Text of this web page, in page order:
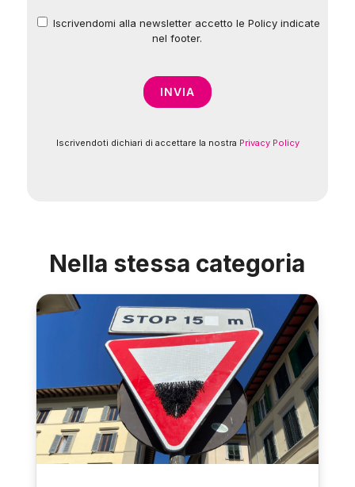
*
Iscrivendomi alla newsletter accetto le Policy indicate
nel footer.
Iscrivendoti dichiari di accettare la nostra Privacy Policy
Nella stessa categoria